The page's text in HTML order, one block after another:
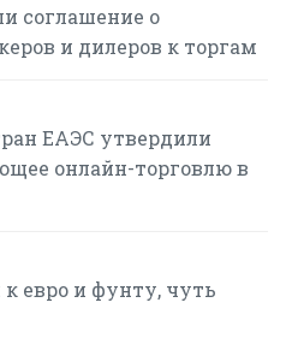
соглашение о
и дилеров к торгам
ЕАЭС утвердили
онлайн-торговлю в
евро и фунту, чуть